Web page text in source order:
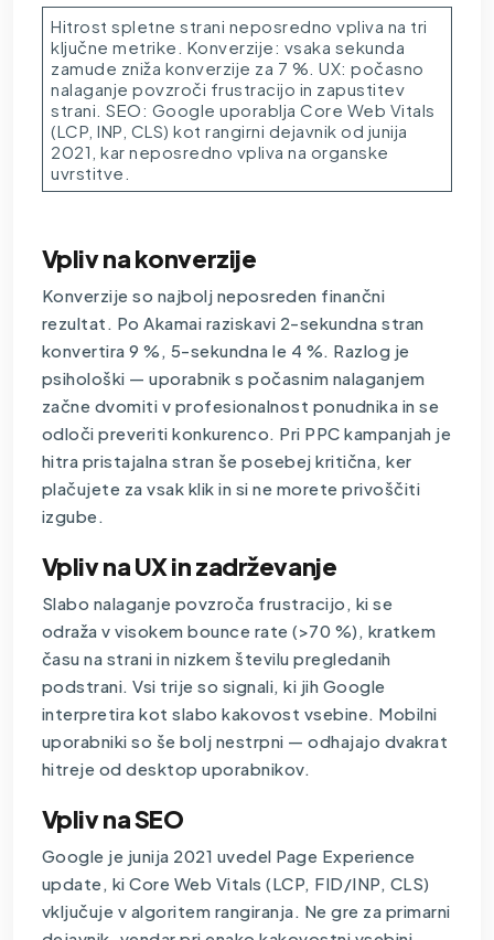
Hitrost spletne strani neposredno vpliva na tri
ključne metrike. Konverzije: vsaka sekunda
zamude zniža konverzije za 7 %.UX: počasno
nalaganje povzroči frustracijo in zapustitev
strani. SEO: Google uporablja Core Web Vitals
(LCP, INP, CLS) kot rangirni dejavnik od junija
2021, kar neposredno vpliva na organske
uvrstitve.
Vpliv na konverzije
Konverzije so najbolj neposreden finančni
rezultat. Po Akamai raziskavi 2-sekundna stran
konvertira 9 %, 5-sekundna le 4 %. Razlog je
psihološki — uporabnik s počasnim nalaganjem
začne dvomiti v profesionalnost ponudnika in se
odloči preveriti konkurenco. Pri PPC kampanjah je
hitra pristajalna stran še posebej kritična, ker
plačujete za vsak klik in si ne morete privoščiti
izgube.
Vpliv na UX in zadrževanje
Slabo nalaganje povzroča frustracijo, ki se
odraža v visokem bounce rate (>70 %), kratkem
času na strani in nizkem številu pregledanih
podstrani. Vsi trije so signali, ki jih Google
interpretira kot slabo kakovost vsebine. Mobilni
uporabniki so še bolj nestrpni — odhajajo dvakrat
hitreje od desktop uporabnikov.
Vpliv na SEO
Google je junija 2021 uvedel Page Experience
update, ki Core Web Vitals (LCP, FID/INP, CLS)
vključuje v algoritem rangiranja. Ne gre za primarni